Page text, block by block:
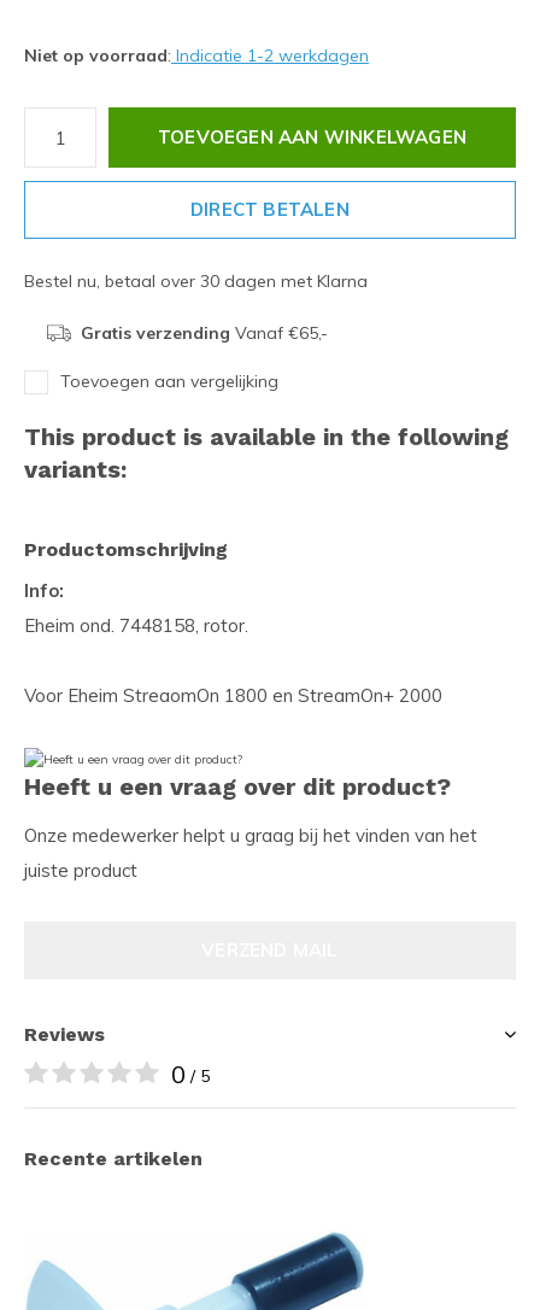
Niet op voorraad: Indicatie 1-2 werkdagen
TOEVOEGEN AAN WINKELWAGEN
DIRECT BETALEN
Bestel nu, betaal over 30 dagen met Klarna
Gratis verzending Vanaf €65,-
Toevoegen aan vergelijking
This product is available in the following
variants:
Productomschrijving
Info:
Eheim ond. 7448158, rotor.
Voor Eheim StreaomOn 1800 en StreamOn+ 2000
Heeft u een vraag over dit product?
Onze medewerker helpt u graag bij het vinden van het
juiste product
Reviews
0 / 5
Recente artikelen